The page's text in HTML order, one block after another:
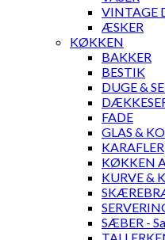
VINTAGE
ÆSKER
KØKKEN
BAKKER
BESTIK
DUGE &
FADE
GLAS &
KARAFLER
KØKKEN
KURVE &
SÆBER -